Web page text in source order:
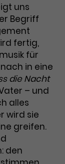
einmal
ist,
um
und
uns
Begriff
fertig,
für
in eine
die Nacht
– und
alles
wird sie
greifen.
den